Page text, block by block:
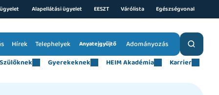
Alapellátási ügyelet EESZT Várólista Egészségvonal
Telephelyek Anyatejgyűjtő Adományozás
Hírek
Szülőknek Gyerekeknek HEIM Akadémia Karrier